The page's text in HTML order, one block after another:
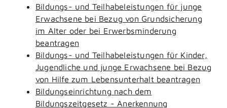
Bildungs- und Teilhabeleistungen für junge
Erwachsene bei Bezug von Grundsicherung
im Alter oder bei Erwerbsminderung
beantragen
Bildungs- und Teilhabeleistungen für Kinder,
Jugendliche und junge Erwachsene bei Bezug
von Hilfe zum Lebensunterhalt beantragen
Bildungseinrichtung nach dem
Bildungszeitgesetz - Anerkennung